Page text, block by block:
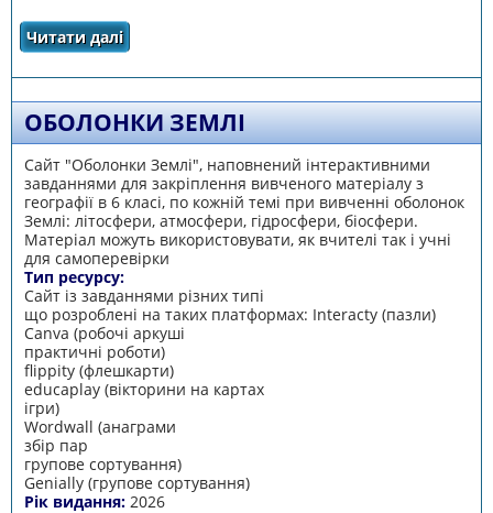
Читати далі
ОБОЛОНКИ ЗЕМЛІ
Сайт "Оболонки Землі", наповнений інтерактивними
завданнями для закріплення вивченого матеріалу з
географії в 6 класі, по кожній темі при вивченні оболонок
Землі: літосфери, атмосфери, гідросфери, біосфери.
Матеріал можуть використовувати, як вчителі так і учні
для самоперевірки
Тип ресурсу:
Сайт із завданнями різних типі
що розроблені на таких платформах: Interacty (пазли)
Canva (робочі аркуші
практичні роботи)
flippity (флешкарти)
educaplay (вікторини на картах
ігри)
Wordwall (анаграми
збір пар
групове сортування)
Genially (групове сортування)
Рік видання: 2026